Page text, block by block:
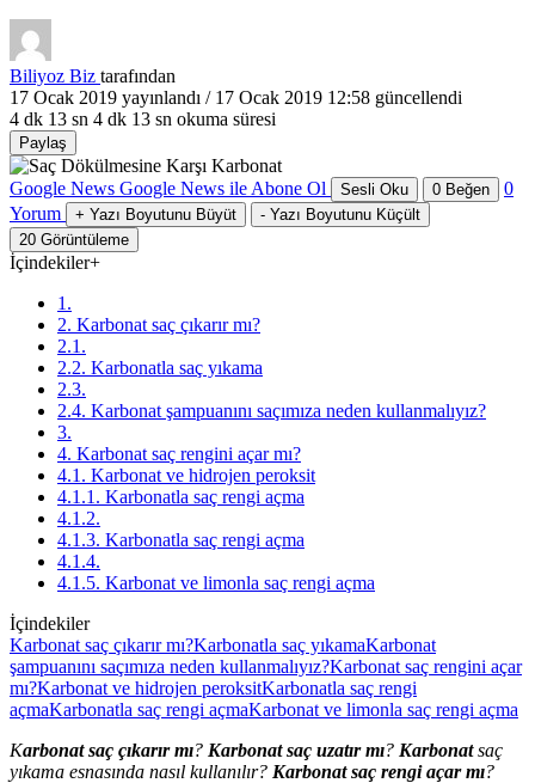
Biliyoz Biz tarafından
17 Ocak 2019 yayınlandı / 17 Ocak 2019 12:58 güncellendi
4 dk 13 sn 4 dk 13 sn okuma süresi
Paylaş
Google News Google News ile Abone Ol Sesli Oku 0 Beğen
0
Yorum
+ Yazı Boyutunu Büyüt - Yazı Boyutunu Küçült
20 Görüntüleme
İçindekiler+
1.
2. Karbonat saç çıkarır mı?
2.1.
2.2. Karbonatla saç yıkama
2.3.
2.4. Karbonat şampuanını saçımıza neden kullanmalıyız?
3.
4. Karbonat saç rengini açar mı?
4.1. Karbonat ve hidrojen peroksit
4.1.1. Karbonatla saç rengi açma
4.1.2.
4.1.3. Karbonatla saç rengi açma
4.1.4.
4.1.5. Karbonat ve limonla saç rengi açma
İçindekiler
Karbonat saç çıkarır mı?Karbonatla saç yıkamaKarbonat
şampuanını saçımıza neden kullanmalıyız?Karbonat saç rengini açar
mı?Karbonat ve hidrojen peroksitKarbonatla saç rengi
açmaKarbonatla saç rengi açmaKarbonat ve limonla saç rengi açma
Karbonat saç çıkarır mı? Karbonat saç uzatır mı? Karbonatsaç
yıkama esnasında nasıl kullanılır? Karbonat saç rengi açar mı?